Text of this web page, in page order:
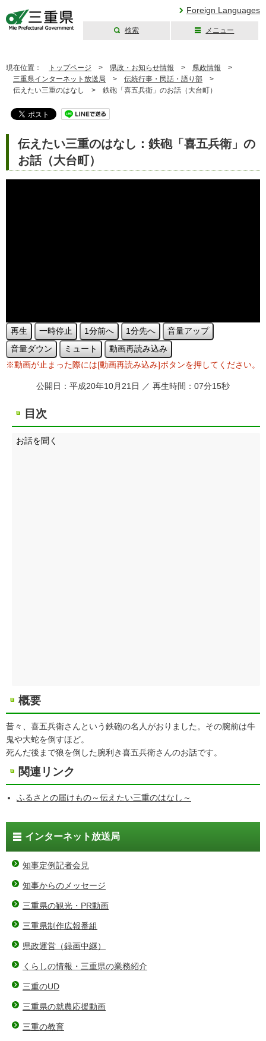
Foreign Languages
検索 メニュー
現在位置： トップページ > 県政・お知らせ情報 > 県政情報 >
三重県インターネット放送局 > 伝統行事・民話・語り部 >
伝えたい三重のはなし > 鉄砲「喜五兵衛」のお話（大台町）
伝えたい三重のはなし：鉄砲「喜五兵衛」の
お話（大台町）
再生 一時停止 1分前へ 1分先へ
音量アップ
音量ダウン
ミュート
動画再読み込み
※動画が止まった際には[動画再読み込み]ボタンを押してください。
公開日：平成20年10月21日 ／ 再生時間：07分15秒
目次
概要
昔々、喜五兵衛さんという鉄砲の名人がおりました。その腕前は牛
鬼や大蛇を倒すほど。
死んだ後まで狼を倒した腕利き喜五兵衛さんのお話です。
関連リンク
ふるさとの届けもの～伝えたい三重のはなし～
インターネット放送局
知事定例記者会見
知事からのメッセージ
三重県の観光・PR動画
三重県制作広報番組
県政運営（録画中継）
くらしの情報・三重県の業務紹介
三重のUD
三重県の就農応援動画
三重の教育